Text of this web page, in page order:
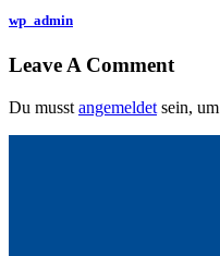
wp_admin
Leave A Comment
Du musst angemeldet sein,